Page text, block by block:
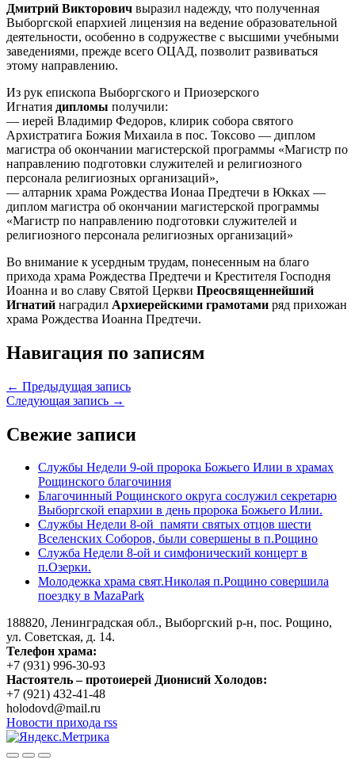
Дмитрий Викторович выразил надежду, что полученная
Выборгской епархией лицензия на ведение образовательной
деятельности, особенно в содружестве с высшими учебными
заведениями, прежде всего ОЦАД, позволит развиваться
этому направлению.
Из рук епископа Выборгского и Приозерского
Игнатия дипломы получили:
— иерей Владимир Федоров, клирик собора святого
Архистратига Божия Михаила в пос. Токсово — диплом
магистра об окончании магистерской программы «Магистр по
направлению подготовки служителей и религиозного
персонала религиозных организаций»,
— алтарник храма Рождества Ионаа Предтечи в Юкках —
диплом магистра об окончании магистерской программы
«Магистр по направлению подготовки служителей и
религиозного персонала религиозных организаций»
Во внимание к усердным трудам, понесенным на благо
прихода храма Рождества Предтечи и Крестителя Господня
Иоанна и во славу Святой Церкви Преосвященнейший
Игнатий наградил Архиерейскими грамотами ряд прихожан
храма Рождества Иоанна Предтечи.
Навигация по записям
← Предыдущая запись
Следующая запись →
Свежие записи
Службы Недели 9-ой пророка Божьего Илии в храмах
Рощинского благочиния
Благочинный Рощинского округа сослужил секретарю
Выборгской епархии в день пророка Божьего Илии.
Службы Недели 8-ой памяти святых отцов шести
Вселенских Соборов, были совершены в п.Рощино
Служба Недели 8-ой и симфонический концерт в
п.Озерки.
Молодежка храма свят.Николая п.Рощино совершила
поездку в MazaPark
188820, Ленинградская обл., Выборгский р-н, пос. Рощино,
ул. Советская, д. 14.
Телефон храма:
+7 (931) 996-30-93
Настоятель – протоиерей Дионисий Холодов:
+7 (921) 432-41-48
holodovd@mail.ru
Новости прихода rss